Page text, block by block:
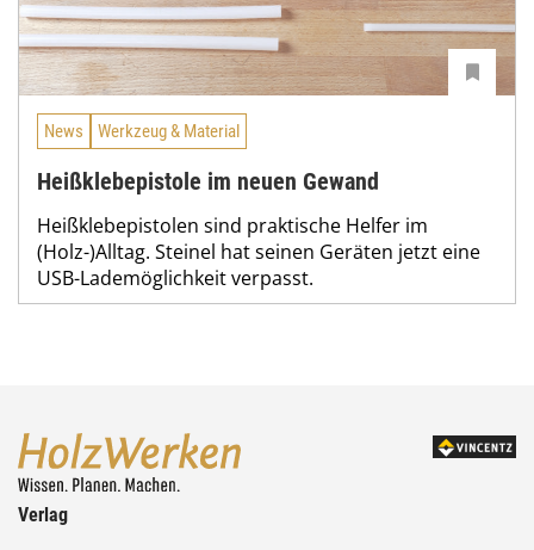
News Werkzeug & Material
Heißklebepistole im neuen Gewand
Heißklebepistolen sind praktische Helfer im
(Holz-)Alltag. Steinel hat seinen Geräten jetzt eine
USB-Lademöglichkeit verpasst.
Verlag